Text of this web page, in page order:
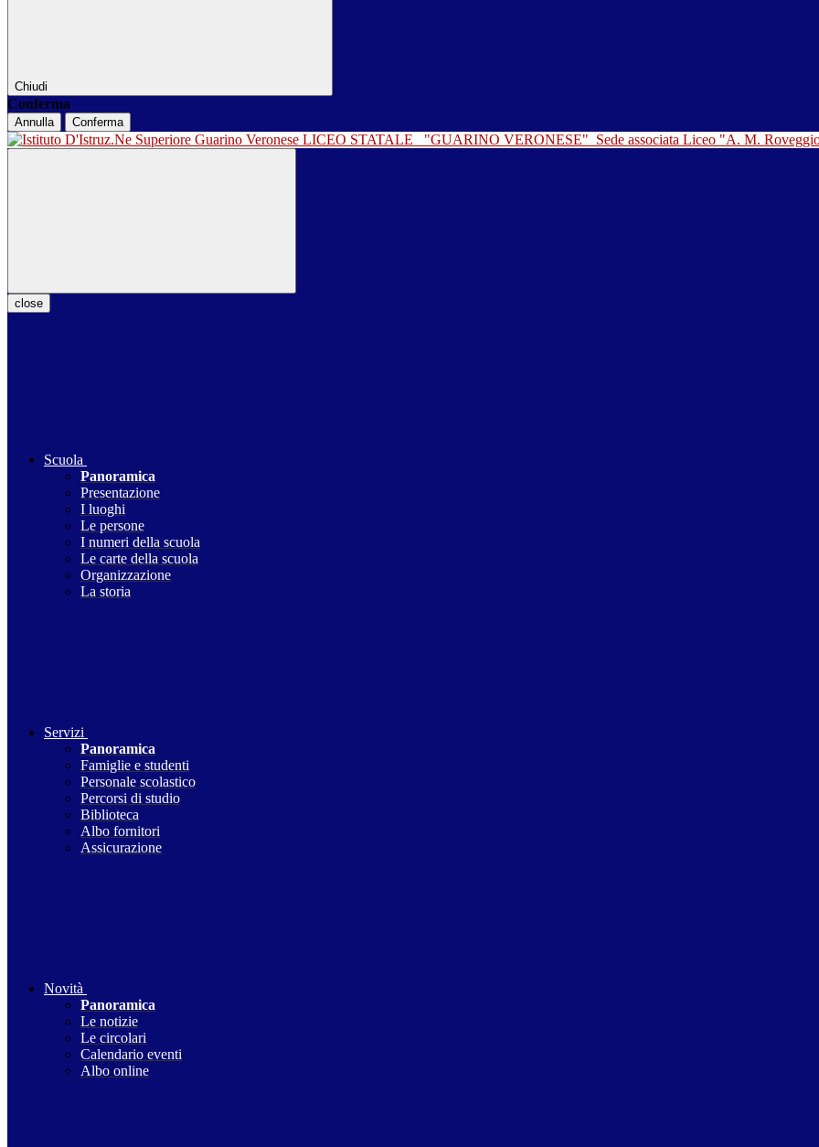
Chiudi
Conferma
Annulla Conferma
LICEO STATALE "GUARINO VERONESE" Sede associata Liceo "A. M.
close
Scuola
Panoramica
Presentazione
I luoghi
Le persone
I numeri della scuola
Le carte della scuola
Organizzazione
La storia
Servizi
Panoramica
Famiglie e studenti
Personale scolastico
Percorsi di studio
Biblioteca
Albo fornitori
Assicurazione
Novità
Panoramica
Le notizie
Le circolari
Calendario eventi
Albo online